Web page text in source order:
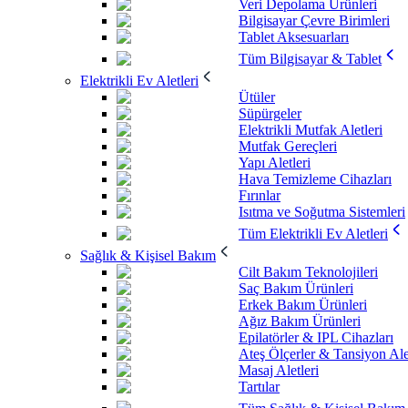
Veri Depolama Ürünleri
Bilgisayar Çevre Birimleri
Tablet Aksesuarları
Tüm Bilgisayar & Tablet
Elektrikli Ev Aletleri
Ütüler
Süpürgeler
Elektrikli Mutfak Aletleri
Mutfak Gereçleri
Yapı Aletleri
Hava Temizleme Cihazları
Fırınlar
Isıtma ve Soğutma Sistemleri
Tüm Elektrikli Ev Aletleri
Sağlık & Kişisel Bakım
Cilt Bakım Teknolojileri
Saç Bakım Ürünleri
Erkek Bakım Ürünleri
Ağız Bakım Ürünleri
Epilatörler & IPL Cihazları
Ateş Ölçerler & Tansiyon
Masaj Aletleri
Tartılar